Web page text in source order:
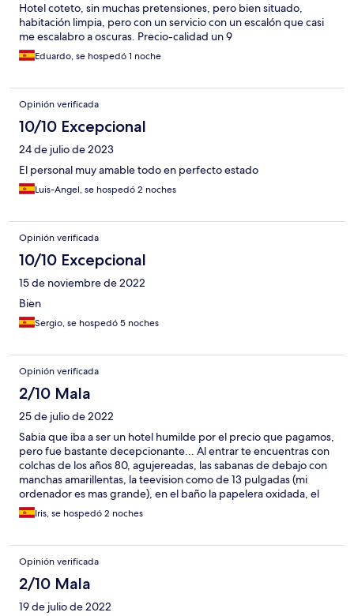
Hotel coteto, sin muchas pretensiones, pero bien situado,
habitación limpia, pero con un servicio con un escalón que casi
me escalabro a oscuras. Precio-calidad un 9
Eduardo, se hospedó 1 noche
Opinión verificada
10/10 Excepcional
24 de julio de 2023
El personal muy amable todo en perfecto estado
Luis-Angel, se hospedó 2 noches
Opinión verificada
10/10 Excepcional
15 de noviembre de 2022
Bien
Sergio, se hospedó 5 noches
Opinión verificada
2/10 Mala
25 de julio de 2022
Sabia que iba a ser un hotel humilde por el precio que pagamos,
pero fue bastante decepcionante... Al entrar te encuentras con
colchas de los años 80, agujereadas, las sabanas de debajo con
manchas amarillentas, la teevision como de 13 pulgadas (mi
ordenador es mas grande), en el baño la papelera oxidada, el
enchufe sin rematar... digo yo que no es mucha inversión poner
unas sabanas limpias, unas colchas que no esten rotas y mas
cierto es que al ver el panorama de la habitacion al entrar te
picaba todo ya... Lo unico bueno es que el desayuno estaba
incluido y no estaba mal... era buffet aunque con poca variedad,
ya que eran tostadas y bolleria industrial, con cafes y zumos...
pero no estaba mal...
Iris, se hospedó 2 noches
Opinión verificada
2/10 Mala
19 de julio de 2022